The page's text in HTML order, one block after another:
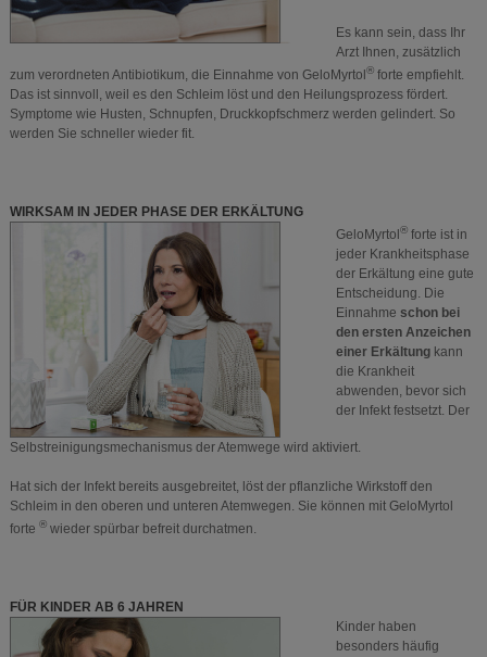
Es kann sein, dass Ihr
Arzt Ihnen, zusätzlich
zum verordneten Antibiotikum, die Einnahme von GeloMyrtol ®forte empfiehlt.
Das ist sinnvoll, weil es den Schleim löst und den Heilungsprozess fördert.
Symptome wie Husten, Schnupfen, Druckkopfschmerz werden gelindert. So
werden Sie schneller wieder fit.
WIRKSAM IN JEDER PHASE DER ERKÄLTUNG
GeloMyrtol ®forte ist in
jeder Krankheitsphase
der Erkältung eine gute
Entscheidung. Die
Einnahme schon bei
den ersten Anzeichen
einer Erkältungkann
die Krankheit
abwenden, bevor sich
der Infekt festsetzt. Der
Selbstreinigungsmechanismus der Atemwege wird aktiviert.
Hat sich der Infekt bereits ausgebreitet, löst der pflanzliche Wirkstoff den
Schleim in den oberen und unteren Atemwegen. Sie können mit GeloMyrtol
forte ®wieder spürbar befreit durchatmen.
FÜR KINDER AB 6 JAHREN
Kinder haben
besonders häufig